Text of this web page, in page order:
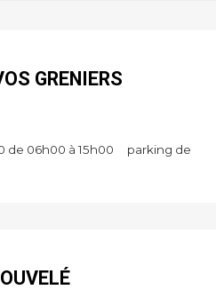
GRENIERS
de 06h00 à 15h00 parking de